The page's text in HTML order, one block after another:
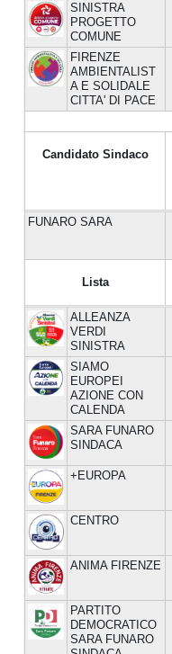
SINISTRA
PROGETTO
COMUNE
FIRENZE
AMBIENTALIST
A E SOLIDALE
CITTA' DI PACE
Candidato Sindaco
FUNARO SARA
Lista
ALLEANZA
VERDI
SINISTRA
SIAMO
EUROPEI
AZIONE CON
CALENDA
SARA FUNARO
SINDACA
+EUROPA
CENTRO
ANIMA FIRENZE
PARTITO
DEMOCRATICO
SARA FUNARO